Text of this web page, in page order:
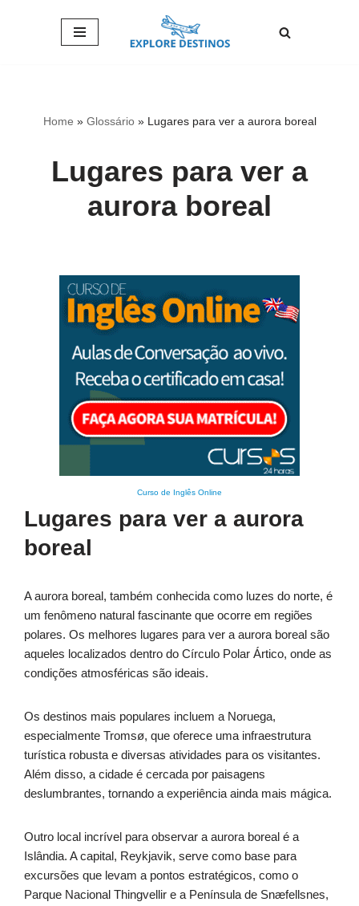
Home » Glossário» Lugares para ver a aurora boreal
Lugares para ver a
aurora boreal
Curso de Inglês Online
Lugares para ver a aurora
boreal
A aurora boreal, também conhecida como luzes do norte, é
um fenômeno natural fascinante que ocorre em regiões
polares. Os melhores lugares para ver a aurora boreal são
aqueles localizados dentro do Círculo Polar Ártico, onde as
condições atmosféricas são ideais.
Os destinos mais populares incluem a Noruega,
especialmente Tromsø, que oferece uma infraestrutura
turística robusta e diversas atividades para os visitantes.
Além disso, a cidade é cercada por paisagens
deslumbrantes, tornando a experiência ainda mais mágica.
Outro local incrível para observar a aurora boreal é a
Islândia. A capital, Reykjavik, serve como base para
excursões que levam a pontos estratégicos, como o
Parque Nacional Thingvellir e a Península de Snæfellsnes,